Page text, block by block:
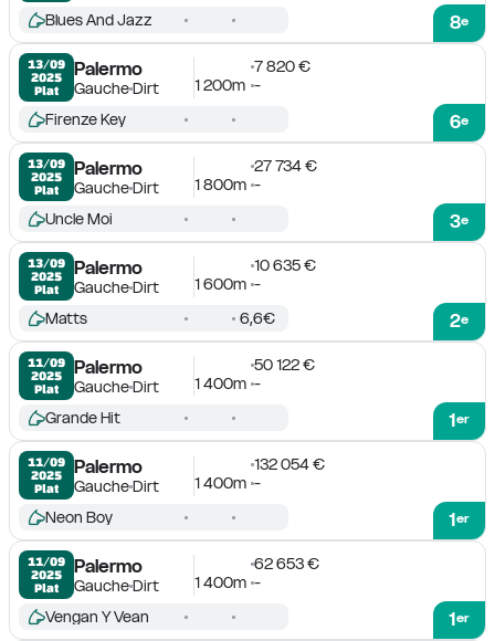
8e
Blues And Jazz
13/09
2025
Plat
Palermo
GaucheDirt
7 820 €
1 200m -
6e
Firenze Key
13/09
2025
Plat
Palermo
GaucheDirt
27 734 €
1 800m -
3e
Uncle Moi
13/09
2025
Plat
Palermo
GaucheDirt
10 635 €
1 600m -
2e
Matts 6,6€
11/09
2025
Plat
Palermo
GaucheDirt
50 122 €
1 400m -
1er
Grande Hit
11/09
2025
Plat
Palermo
GaucheDirt
132 054 €
1 400m -
1er
Neon Boy
11/09
2025
Plat
Palermo
GaucheDirt
62 653 €
1 400m -
1er
Vengan Y Vean